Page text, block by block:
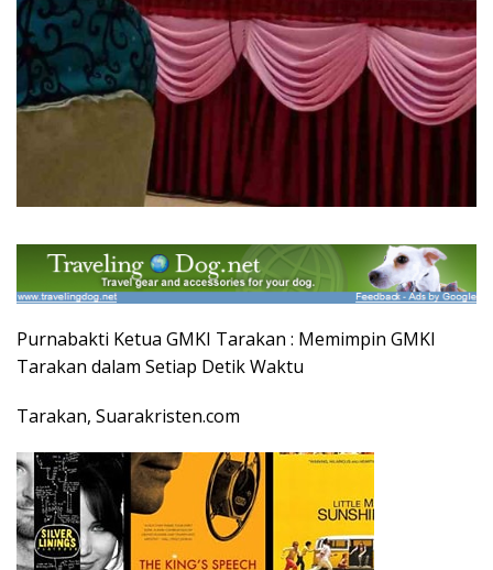
Purnabakti Ketua GMKI Tarakan : Memimpin GMKI
Tarakan dalam Setiap Detik Waktu
Tarakan, Suarakristen.com